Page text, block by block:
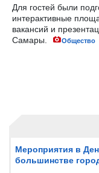
Мероприятия в
большинстве
Для гостей были
интерактивные
вакансий и
Самары.
Общество